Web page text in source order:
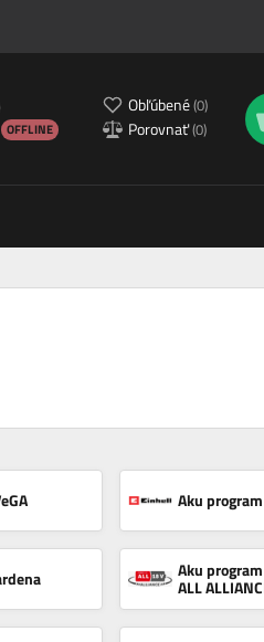
OFFLINE
Obľúbené(0)
Porovnať(0)
Aku
Aku program
ALL